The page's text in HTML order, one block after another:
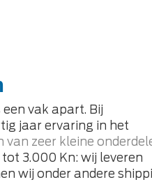
een vak apart. Bij
jaar ervaring in het
van zeer kleine
3.000 Kn: wij leveren
wij onder andere